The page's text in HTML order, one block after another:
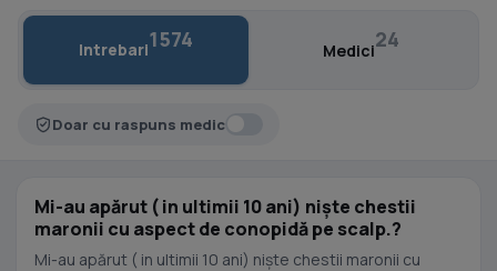
Intrebari1574 Medici24
Doar cu raspuns medic
Mi-au apărut ( in ultimii 10 ani) niște chestii
maronii cu aspect de conopidă pe scalp.?
Mi-au apărut ( in ultimii 10 ani) niște chestii maronii cu